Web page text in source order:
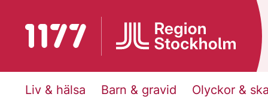
Till startsidan för 1177
Liv & hälsa Barn & gravid Olyckor &